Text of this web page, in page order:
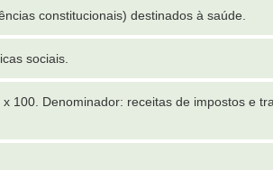
constitucionais) destinados à saúde.
sociais.
100. Denominador: receitas de impostos e